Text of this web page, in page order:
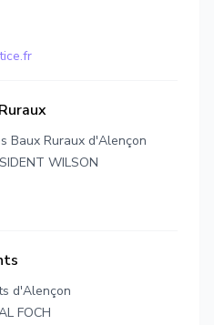
Baux Ruraux d'Alençon
WILSON
d'Alençon
FOCH